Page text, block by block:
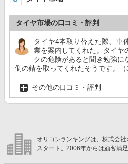
タイヤ市場の口コミ・評判
タイヤ4本取り替えた際、車
業を案内してくれた。タイヤ
クの危険があると聞き勉強に
側の錆を取ってくれたそうです。（
その他の口コミ・評判
オリコンランキングは、株式会
スタート。2006年からは顧客満足